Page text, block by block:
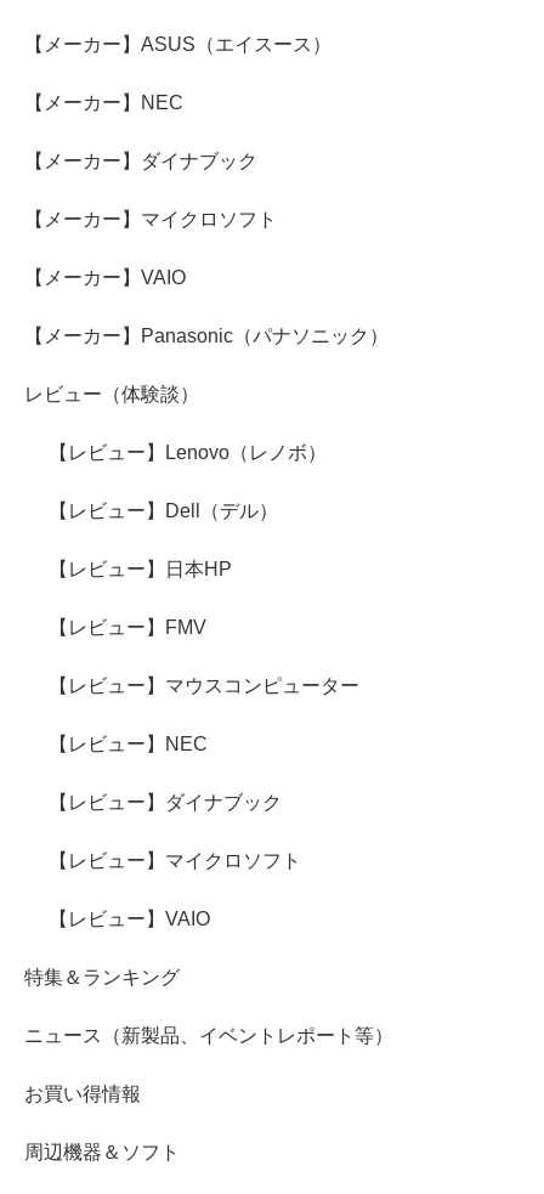
【メーカー】ASUS（エイスース）
【メーカー】NEC
【メーカー】ダイナブック
【メーカー】マイクロソフト
【メーカー】VAIO
【メーカー】Panasonic（パナソニック）
レビュー（体験談）
【レビュー】Lenovo（レノボ）
【レビュー】Dell（デル）
【レビュー】日本HP
【レビュー】FMV
【レビュー】マウスコンピューター
【レビュー】NEC
【レビュー】ダイナブック
【レビュー】マイクロソフト
【レビュー】VAIO
特集＆ランキング
ニュース（新製品、イベントレポート等）
お買い得情報
周辺機器＆ソフト